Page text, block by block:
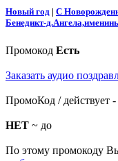
Новый год | С
Бенедикт-
Промокод Есть
Заказать аудио
ПромоКод / действует
НЕТ ~ до
По этому промокоду